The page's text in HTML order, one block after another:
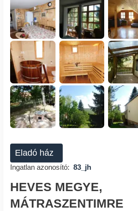
Eladó ház
Ingatlan azonosító: 83_jh
HEVES MEGYE,
MÁTRASZENTIMRE